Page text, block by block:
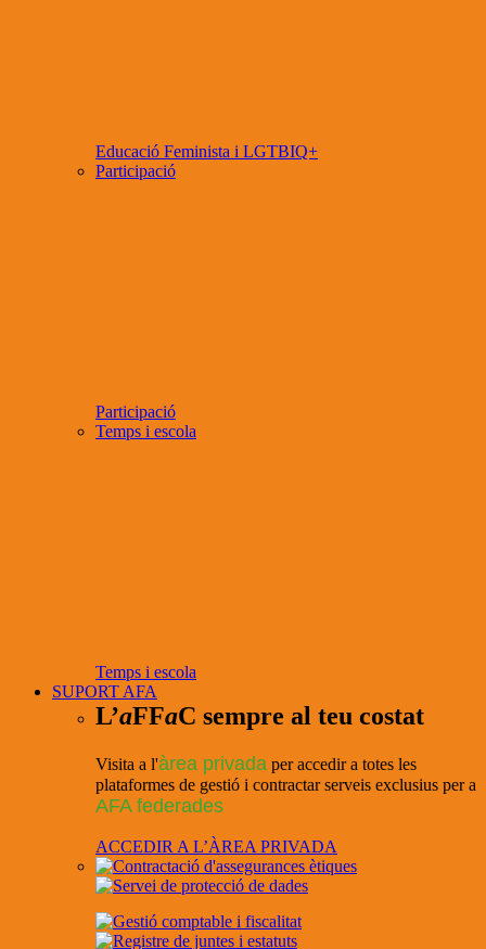
Educació Feminista i LGTBIQ+
Participació
Participació
Temps i escola
Temps i escola
SUPORT AFA
L’aFFaC sempre al teu costat
Visita a l'àrea privada per accedir a totes les
plataformes de gestió i contractar serveis exclusius per a
AFA federades
ACCEDIR A L’ÀREA PRIVADA